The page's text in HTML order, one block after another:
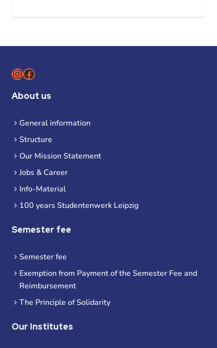
Instagram
Facebook
About us
General information
Structure
Our Mission Statement
Jobs & Career
Info-Material
100 years Studentenwerk Leipzig
Semester fee
Semester fee
Exemption from Payment of the Semester Fee and
Reimbursement
The Principle of Solidarity
Our Institutes